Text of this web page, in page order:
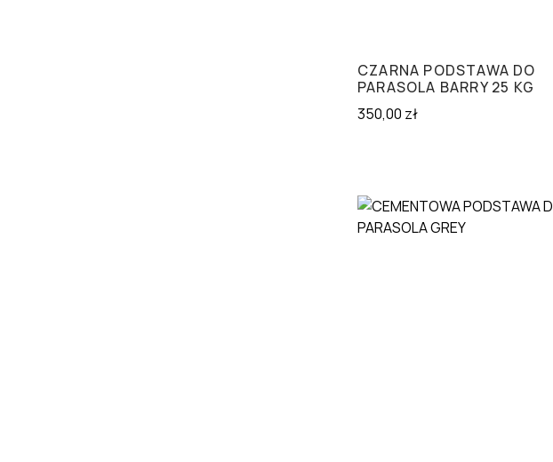
CZARNA PODSTAWA DO
PARASOLA BARRY 25 KG
350,00 zł